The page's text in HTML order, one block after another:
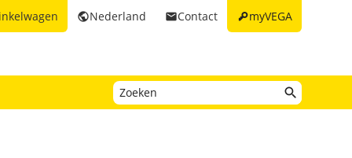
keymyVEGA
emailContact
publicNederland